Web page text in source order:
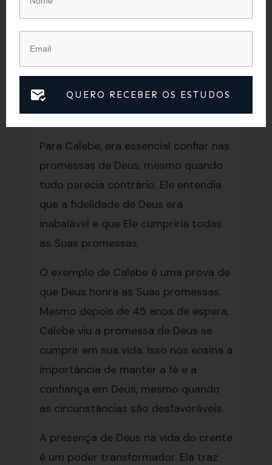
era a garantia de que eles
inabalável permitiu que ele
enfrentasse os gigantes e as
adversidades com coragem e fé.
Para Calebe, era essencial confiar nas
promessas de Deus, mesmo quando
tudo parecia contrário. Ele entendia
que a fidelidade de Deus era
inabalável e que Ele cumpriria todas
as Suas promessas.
O exemplo de Calebe é uma prova de
que Deus honra as Suas promessas.
Mesmo depois de 45 anos de espera,
Calebe viu a promessa de Deus se
cumprir em sua vida. Isso nos ensina a
importância de manter a fé e a
confiança em Deus, mesmo quando
as circunstâncias são desfavoráveis.
A presença de Deus na vida do crente
é um poder transformador. Ela traz
QUERO RECEBER OS ESTUDOS